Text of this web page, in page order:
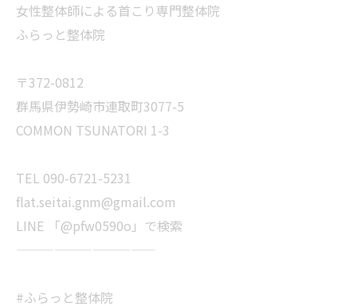
女性整体師による首こり専門整体院
ふらっと整体院
〒372-0812
群馬県伊勢崎市連取町3077-5
COMMON TSUNATORI 1-3
TEL 090-6721-5231
flat.seitai.gnm@gmail.com
LINE 「@pfw0590o」で検索
#ふらっと整体院